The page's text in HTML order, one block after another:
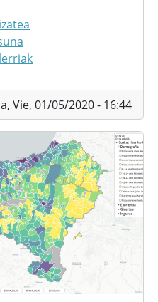
Vie, 01/05/2020 - 16:44